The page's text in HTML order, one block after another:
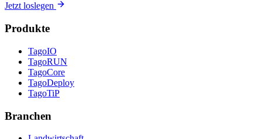
Jetzt loslegen
Produkte
TagoIO
TagoRUN
TagoCore
TagoDeploy
TagoTiP
Branchen